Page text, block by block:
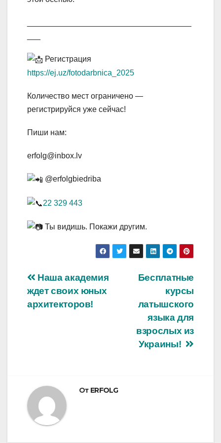
Регистрация
https://ej.uz/fotodarbnica_2025
Количество мест ограничено —
регистрируйся уже сейчас!
Пиши нам:
erfolg@inbox.lv
@erfolgbiedriba
22 329 443
Ты видишь. Покажи другим.
Навигация
по
Бесплатные
курсы
латышского
языка для
взрослых из
Украины!
Наша академия
ждет своих юных
архитекторов!
От ERFOLG